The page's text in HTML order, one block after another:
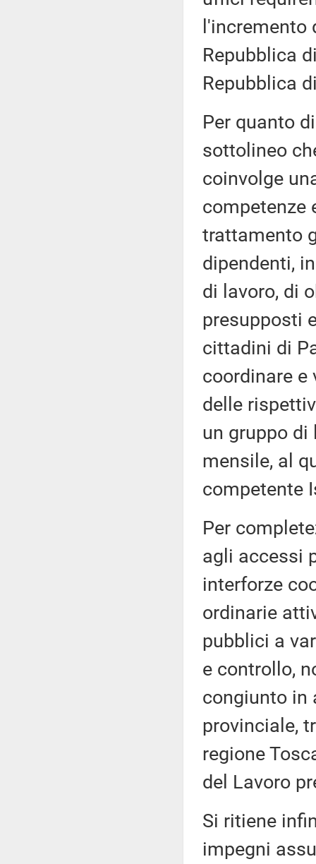
l'incremento
Repubblica
Repubblica
Per quanto
sottolineo
coinvolge
competenze
trattamento
dipendenti,
di lavoro, di
presupposti
cittadini di
coordinare
delle
un gruppo di
mensile, al
competente
Per
agli accessi
interforze
ordinarie
pubblici a
e controllo,
congiunto in
provinciale,
regione
del Lavoro
Si ritiene
impegni